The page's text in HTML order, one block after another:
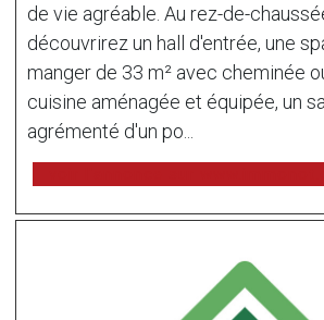
de vie agréable. Au rez-de-
découvrirez un hall d'entrée, une
manger de 33 m² avec cheminée
cuisine aménagée et équipée, un
agrémenté d'un po...